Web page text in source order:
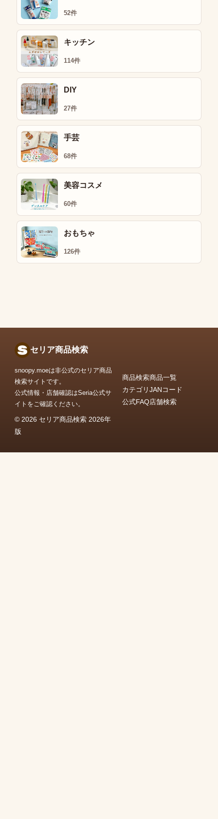
52件
キッチン
114件
DIY
27件
手芸
68件
美容コスメ
60件
おもちゃ
126件
セリア商品検索
snoopy.moeは非公式のセリア商品
検索サイトです。
公式情報・店舗確認はSeria公式サ
イトをご確認ください。
© 2026 セリア商品検索 2026年
版
商品検索商品一覧
カテゴリJANコード
公式FAQ店舗検索